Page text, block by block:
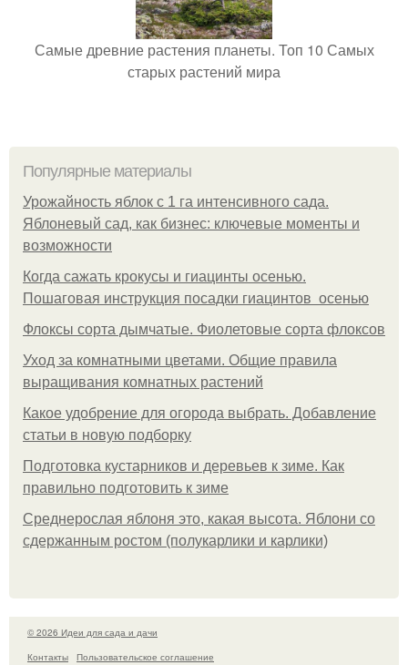
Самые древние растения планеты. Топ 10 Самых
старых растений мира
Популярные материалы
Урожайность яблок с 1 га интенсивного сада.
Яблоневый сад, как бизнес: ключевые моменты и
возможности
Когда сажать крокусы и гиацинты осенью.
Пошаговая инструкция посадки гиацинтов осенью
Флоксы сорта дымчатые. Фиолетовые сорта флоксов
Уход за комнатными цветами. Общие правила
выращивания комнатных растений
Какое удобрение для огорода выбрать. Добавление
статьи в новую подборку
Подготовка кустарников и деревьев к зиме. Как
правильно подготовить к зиме
Среднерослая яблоня это, какая высота. Яблони со
сдержанным ростом (полукарлики и карлики)
© 2026 Идеи для сада и дачи
Контакты
Пользовательское соглашение